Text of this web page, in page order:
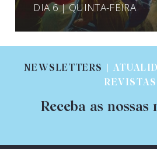
DIA 6 | QUINTA-FEIRA
NEWSLETTERS
|
REVISTAS
Receba as nossas